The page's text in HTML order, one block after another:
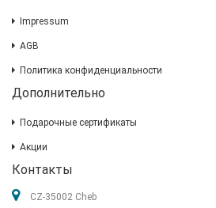
Impressum
AGB
Политика конфиденциальности
Дополнительно
Подарочные сертификаты
Акции
Контакты
CZ-35002 Cheb